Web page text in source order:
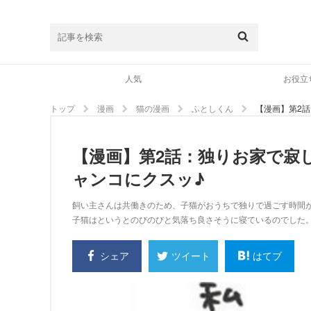
人気 お役立
トップ 漫画 猫の漫画 ふとしくん 【漫画】第2
【漫画】第2話：独りお家で
ャンコにクスッ♪
飼い主さんは共働きのため、子猫がおうちで独りで過ごす時
子猫はというとのびのびと気落ち良さそうに寝ているのでした
シェア ツイート はてブ